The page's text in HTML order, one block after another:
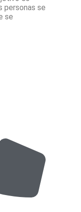
personas se
se